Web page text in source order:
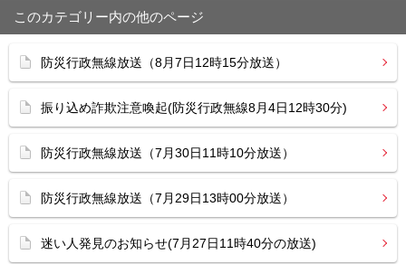
このカテゴリー内の他のページ
防災行政無線放送（8月7日12時15分放送）
振り込め詐欺注意喚起(防災行政無線8月4日12時30分)
防災行政無線放送（7月30日11時10分放送）
防災行政無線放送（7月29日13時00分放送）
迷い人発見のお知らせ(7月27日11時40分の放送)